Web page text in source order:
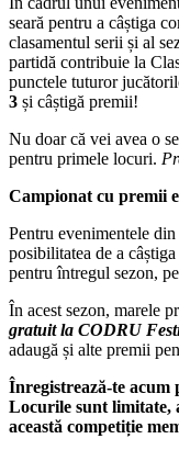
seară pentru a câștiga
clasamentul serii și al
partidă contribuie la
punctele tuturor
3 și câștigă premii!
Nu doar că vei avea o
pentru primele locuri.
Campionat cu premii
Pentru evenimentele
posibilitatea de a
pentru întregul sezon,
În acest sezon, marele
gratuit la CODRU
adaugă și alte premii
Înregistrează-te acum
Locurile sunt limitate,
această competiție